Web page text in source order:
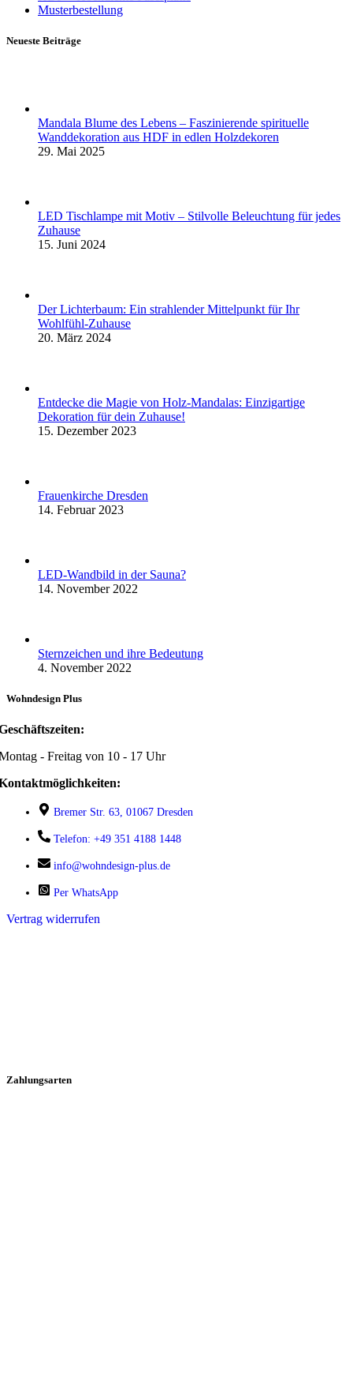
Musterbestellung
Neueste Beiträge
Mandala Blume des Lebens – Faszinierende spirituelle
Wanddekoration aus HDF in edlen Holzdekoren
29. Mai 2025
LED Tischlampe mit Motiv – Stilvolle Beleuchtung für jedes
Zuhause
15. Juni 2024
Der Lichterbaum: Ein strahlender Mittelpunkt für Ihr
Wohlfühl-Zuhause
20. März 2024
Entdecke die Magie von Holz-Mandalas: Einzigartige
Dekoration für dein Zuhause!
15. Dezember 2023
Frauenkirche Dresden
14. Februar 2023
LED-Wandbild in der Sauna?
14. November 2022
Sternzeichen und ihre Bedeutung
4. November 2022
Wohndesign Plus
- Freitag von 10 - 17 Uhr
Bremer Str. 63, 01067 Dresden
Telefon: +49 351 4188 1448
info@wohndesign-plus.de
Per WhatsApp
Vertrag widerrufen
Zahlungsarten